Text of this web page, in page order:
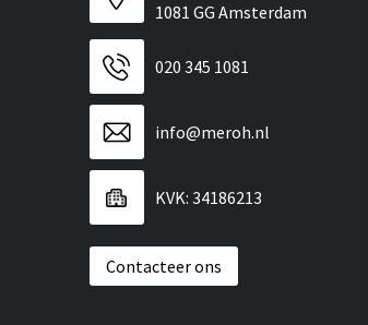
1081 GG Amsterdam
020 345 1081
info@meroh.nl
KVK: 34186213
Contacteer ons